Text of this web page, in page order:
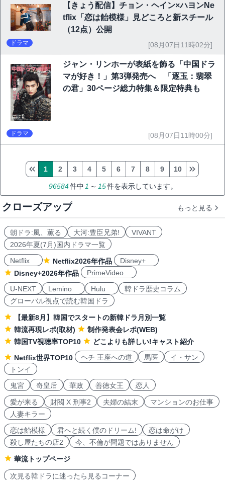
【きょう配信】チョン・ヘイン×ハヨンNe
tflix「恋は飴模様」見どころと新スチール
（12点）公開
ドラマ [08月07日11時02分]
ジャン・リンホーが表紙を飾る「中国ドラ
マが好き！」第3弾発売へ 「逐玉：翡翠
の君」30ページ総力特集＆限定特典も
ドラマ [08月07日11時00分]
96584件中1 ～ 15件を表示しています。
1 2 3 4 5 6 7 8 9 10
クローズアップ もっと見る
朝ドラ:風、薫る 大河:豊臣兄弟!
VIVANT
2026年夏(7月)国内ドラマ一覧
Netflix
Netflix2026年作品
Disney+
Disney+2026年作品
PrimeVideo
U-NEXT
Lemino Hulu
韓ドラ歴史コラム
グローバル視点で読む韓国ドラ
【最新8月】韓国でスタートの新韓ドラ月別一覧
韓流再現レポ(取材)
制作発表会レポ(WEB)
韓国TV視聴率TOP10
どこよりも詳しい!キャスト紹介
Netflix世界TOP10
ヘチ 王座への道 馬医
イ・サン
トンイ
鬼宮
奇皇后 華政 善徳女王 恋人
愛が来る 財閥 X 刑事2 夫婦の結末
マンションのお仕事
人妻キラー
恋は飴模様
君へと続く僕のドリーム!
恋は命がけ
殺し屋たちの店2
今、不倫が問題ではありません
華流トップページ
次見る韓ドラに迷ったら見るコーナー